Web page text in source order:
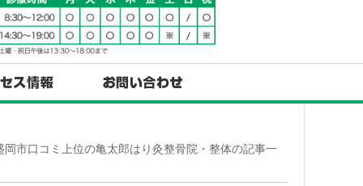
市口コミ上位の亀太郎はり灸整骨院・整体の記事一